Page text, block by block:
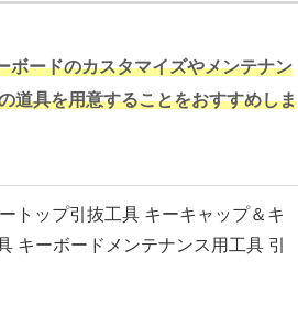
ボードのカスタマイズやメンテナン
道具を用意することをおすすめしま
トップ引抜工具 キーキャップ＆キ
キーボードメンテナンス用工具 引